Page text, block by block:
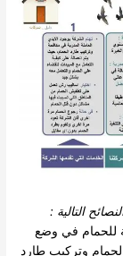
التالية :
للحمام في وضع
وتركيب طارد